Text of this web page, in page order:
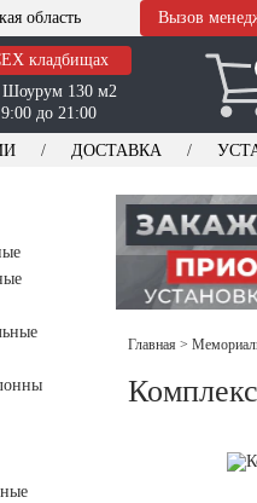
область Вызов
кладбищах
Шоурум 130 м2
до 21:00
ДОСТАВКА
Главная >